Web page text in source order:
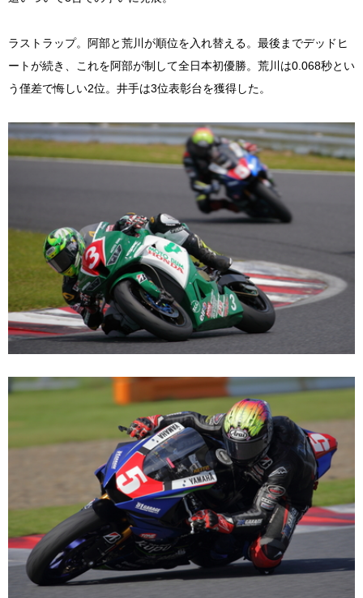
ラストラップ。阿部と荒川が順位を入れ替える。最後までデッドヒ
ートが続き、これを阿部が制して全日本初優勝。荒川は0.068秒とい
う僅差で悔しい2位。井手は3位表彰台を獲得した。